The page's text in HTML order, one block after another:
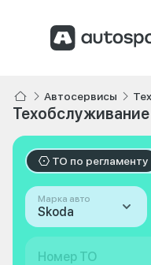
Автосервисы
ТО по регламенту
Марка авто
Skoda
Номер ТО